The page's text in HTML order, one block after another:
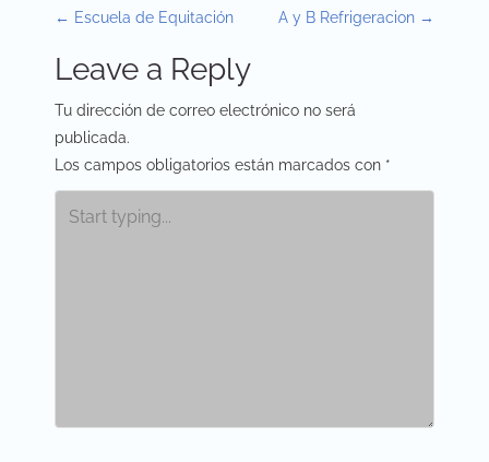
P
o
s
t
n
a
t
← Escuela de Equitación A y B Refrigeracion →
Leave a Reply
Tu dirección de correo electrónico no será
publicada.
Los campos obligatorios están marcados con *